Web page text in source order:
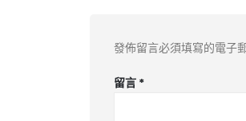
發佈留言必須填寫的電子
留言 *